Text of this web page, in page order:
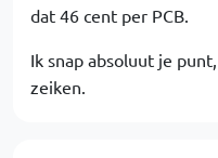
dat 46 cent per PCB.
Ik snap absoluut je
zeiken.